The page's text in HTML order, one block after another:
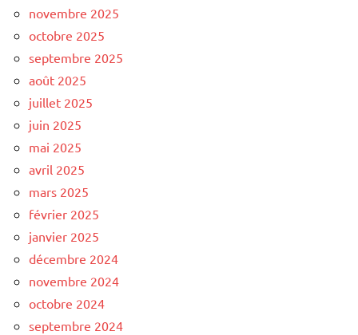
novembre 2025
octobre 2025
septembre 2025
août 2025
juillet 2025
juin 2025
mai 2025
avril 2025
mars 2025
février 2025
janvier 2025
décembre 2024
novembre 2024
octobre 2024
septembre 2024